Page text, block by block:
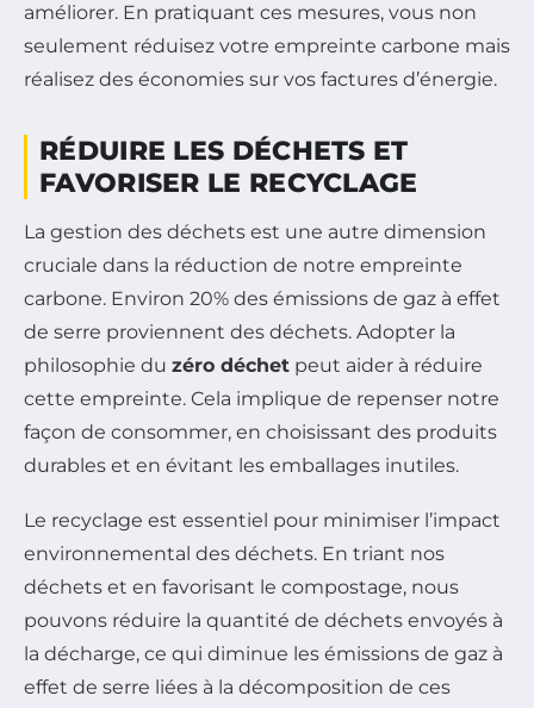
améliorer. En pratiquant ces mesures, vous non
seulement réduisez votre empreinte carbone mais
réalisez des économies sur vos factures d’énergie.
RÉDUIRE LES DÉCHETS ET
FAVORISER LE RECYCLAGE
La gestion des déchets est une autre dimension
cruciale dans la réduction de notre empreinte
carbone. Environ 20% des émissions de gaz à effet
de serre proviennent des déchets. Adopter la
philosophie du zéro déchet peut aider à réduire
cette empreinte. Cela implique de repenser notre
façon de consommer, en choisissant des produits
durables et en évitant les emballages inutiles.
Le recyclage est essentiel pour minimiser l’impact
environnemental des déchets. En triant nos
déchets et en favorisant le compostage, nous
pouvons réduire la quantité de déchets envoyés à
la décharge, ce qui diminue les émissions de gaz à
effet de serre liées à la décomposition de ces